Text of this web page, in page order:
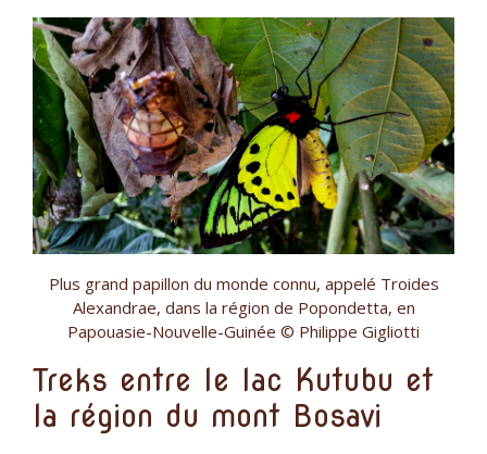
Plus grand papillon du monde connu, appelé Troides
Alexandrae, dans la région de Popondetta, en
Papouasie-Nouvelle-Guinée © Philippe Gigliotti
Treks entre le lac Kutubu et
la région du mont Bosavi